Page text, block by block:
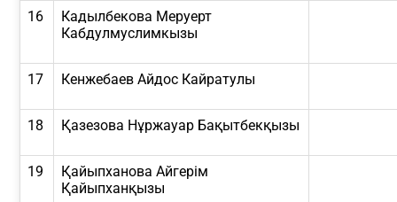
16
Кадылбекова Меруерт
Кабдулмуслимкызы
17 Кенжебаев Айдос Кайратулы
18 Қазезова Нұржауар Бақытбекқызы
19
Қайыпханова Айгерім
Қайыпханқызы